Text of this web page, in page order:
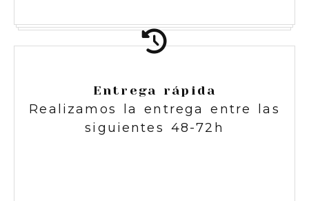
Entrega rápida
Realizamos la entrega entre las
siguientes 48-72h